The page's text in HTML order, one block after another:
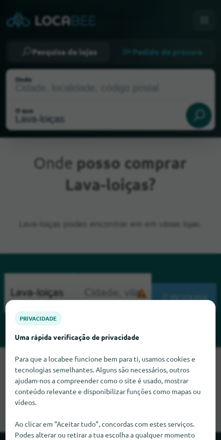
Pesquisa de lojas Pedido de procura
Onde
O que
Localização atual
Onde posso comprar
Lava-loiças?
PESQUISA
Lamentamos, mas não conseguimos encontrar Lava-loiças
neste momento. Se souber onde encontrar Lava-loiças,
ficaríamos muito satisfeitos se nos informasse.
PRIVACIDADE
Uma rápida verificação de privacidade
Para que a locabee funcione bem para ti, usamos cookies e
tecnologias semelhantes. Alguns são necessários, outros
ajudam-nos a compreender como o site é usado, mostrar
conteúdo relevante e disponibilizar funções como mapas ou
vídeos.
Ao clicar em “Aceitar tudo”, concordas com estes serviços.
Podes alterar ou retirar a tua escolha a qualquer momento